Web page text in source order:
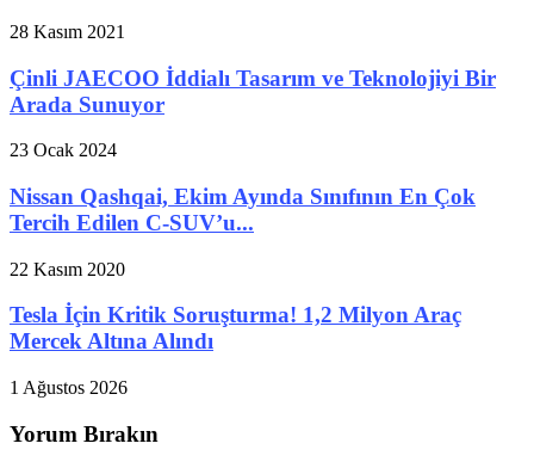
28 Kasım 2021
Çinli JAECOO İddialı Tasarım ve Teknolojiyi Bir
Arada Sunuyor
23 Ocak 2024
Nissan Qashqai, Ekim Ayında Sınıfının En Çok
Tercih Edilen C-SUV’u...
22 Kasım 2020
Tesla İçin Kritik Soruşturma! 1,2 Milyon Araç
Mercek Altına Alındı
1 Ağustos 2026
Yorum Bırakın